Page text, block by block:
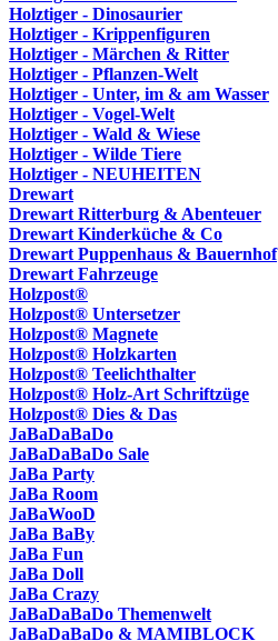
Holztiger - Dinosaurier
Holztiger - Krippenfiguren
Holztiger - Märchen & Ritter
Holztiger - Pflanzen-Welt
Holztiger - Unter, im & am Wasser
Holztiger - Vogel-Welt
Holztiger - Wald & Wiese
Holztiger - Wilde Tiere
Holztiger - NEUHEITEN
Drewart
Drewart Ritterburg & Abenteuer
Drewart Kinderküche & Co
Drewart Puppenhaus & Bauernhof
Drewart Fahrzeuge
Holzpost®
Holzpost® Untersetzer
Holzpost® Magnete
Holzpost® Holzkarten
Holzpost® Teelichthalter
Holzpost® Holz-Art Schriftzüge
Holzpost® Dies & Das
JaBaDaBaDo
JaBaDaBaDo Sale
JaBa Party
JaBa Room
JaBaWooD
JaBa BaBy
JaBa Fun
JaBa Doll
JaBa Crazy
JaBaDaBaDo Themenwelt
JaBaDaBaDo & MAMIBLOCK